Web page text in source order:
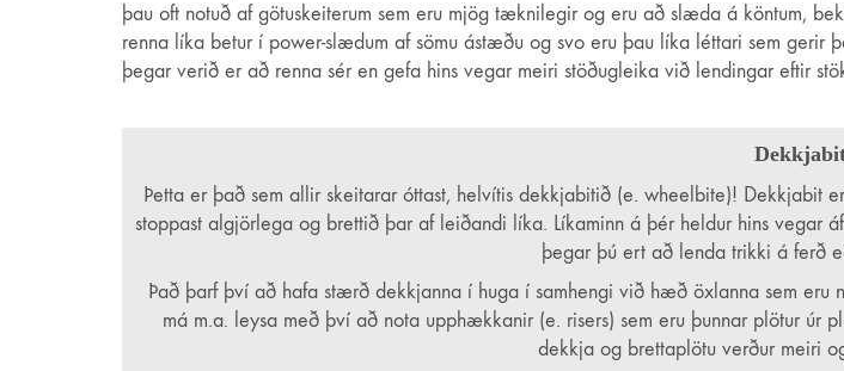
þau oft notuð af götuskeiterum sem eru mjög tæknilegir og eru að slæda á köntum,
renna líka betur í power-slædum af sömu ástæðu og svo eru þau líka léttari sem
þegar verið er að renna sér en gefa hins vegar meiri stöðugleika við lendingar eftir
Þetta er það sem allir skeitarar óttast, helvítis dekkjabitið (e. wheelbite)!
stoppast algjörlega og brettið þar af leiðandi líka. Líkaminn á þér heldur hins vegar
þegar þú ert að lenda trikki á ferð
Það þarf því að hafa stærð dekkjanna í huga í samhengi við hæð öxlanna sem eru
má m.a. leysa með því að nota upphækkanir (e. risers) sem eru þunnar plötur
dekkja og brettaplötu verður meiri